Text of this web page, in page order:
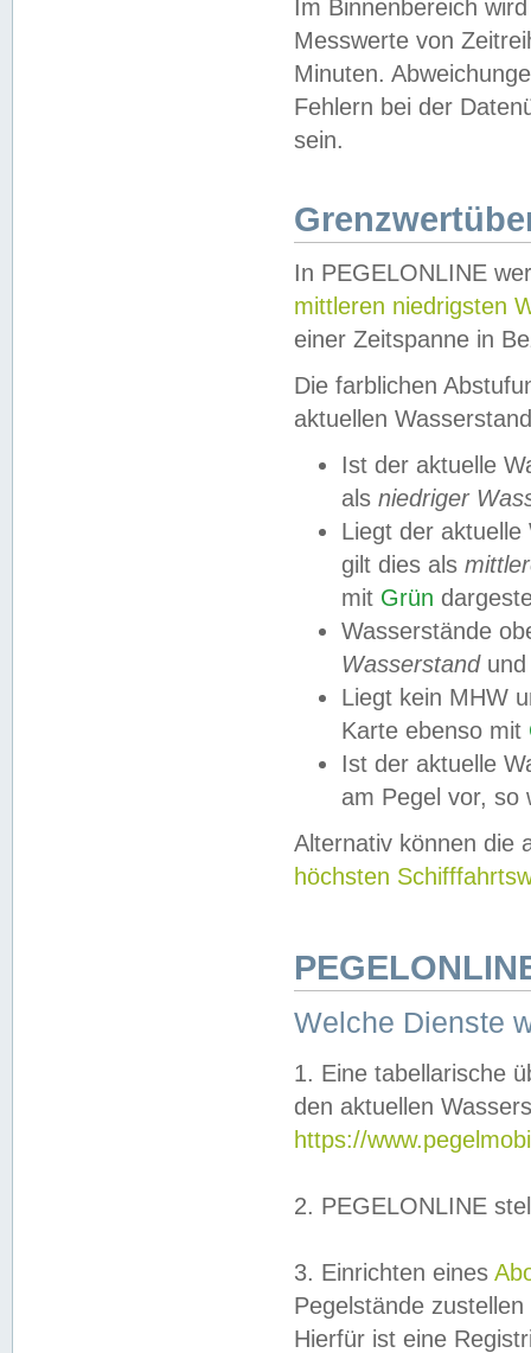
Im Binnenbereich
Messwerte von
Minuten.
Fehlern bei der
sein.
In PEGELONLINE
mittleren niedrigsten
einer Zeitspanne in
Die farblichen
aktuellen
Ist der aktuelle
als niedriger
Liegt der
gilt dies als
mit Grün
Wasserstände
Wasserstandund
Liegt kein MHW
Karte ebenso mit
Ist der aktuelle
am Pegel vor,
Alternativ können die
höchsten
Welche Dienste
1. Eine tabellarische
den aktuellen
https://
2. PEGELONLINE
3. Einrichten eines
Pegelstände
Hierfür ist eine